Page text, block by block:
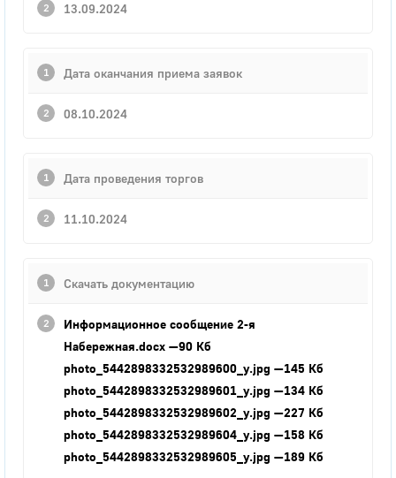
Город
Глазов
13.09.2024
Дата оканчания приема заявок
08.10.2024
Дата проведения торгов
11.10.2024
Скачать документацию
Информационное сообщение 2-я
Набережная.docx —90 Кб
photo_5442898332532989600_y.jpg —145 Кб
photo_5442898332532989601_y.jpg —134 Кб
photo_5442898332532989602_y.jpg —227 Кб
photo_5442898332532989604_y.jpg —158 Кб
photo_5442898332532989605_y.jpg —189 Кб